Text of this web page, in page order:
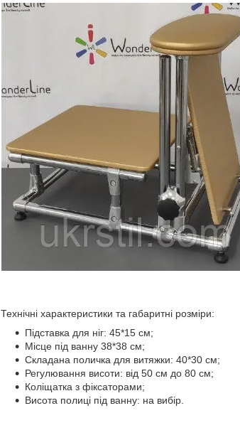
Технічні характеристики та габаритні розміри:
Підставка для ніг: 45*15 см;
Місце під ванну 38*38 см;
Складана поличка для витяжки: 40*30 см;
Регулювання висоти: від 50 см до 80 см;
Коліщатка з фіксаторами;
Висота полиці під ванну: на вибір.